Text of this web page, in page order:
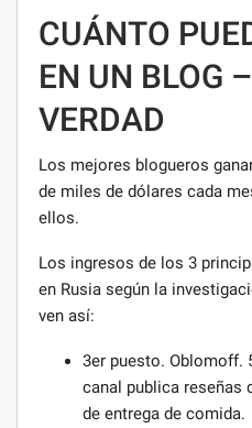
CUÁNTO
EN UN BLOG
VERDAD
Los mejores blogueros
de miles de dólares cada
ellos.
Los ingresos de los 3
en Rusia según la
ven así:
3er puesto. Oblomoff.
canal publica reseñas
de entrega de comida.